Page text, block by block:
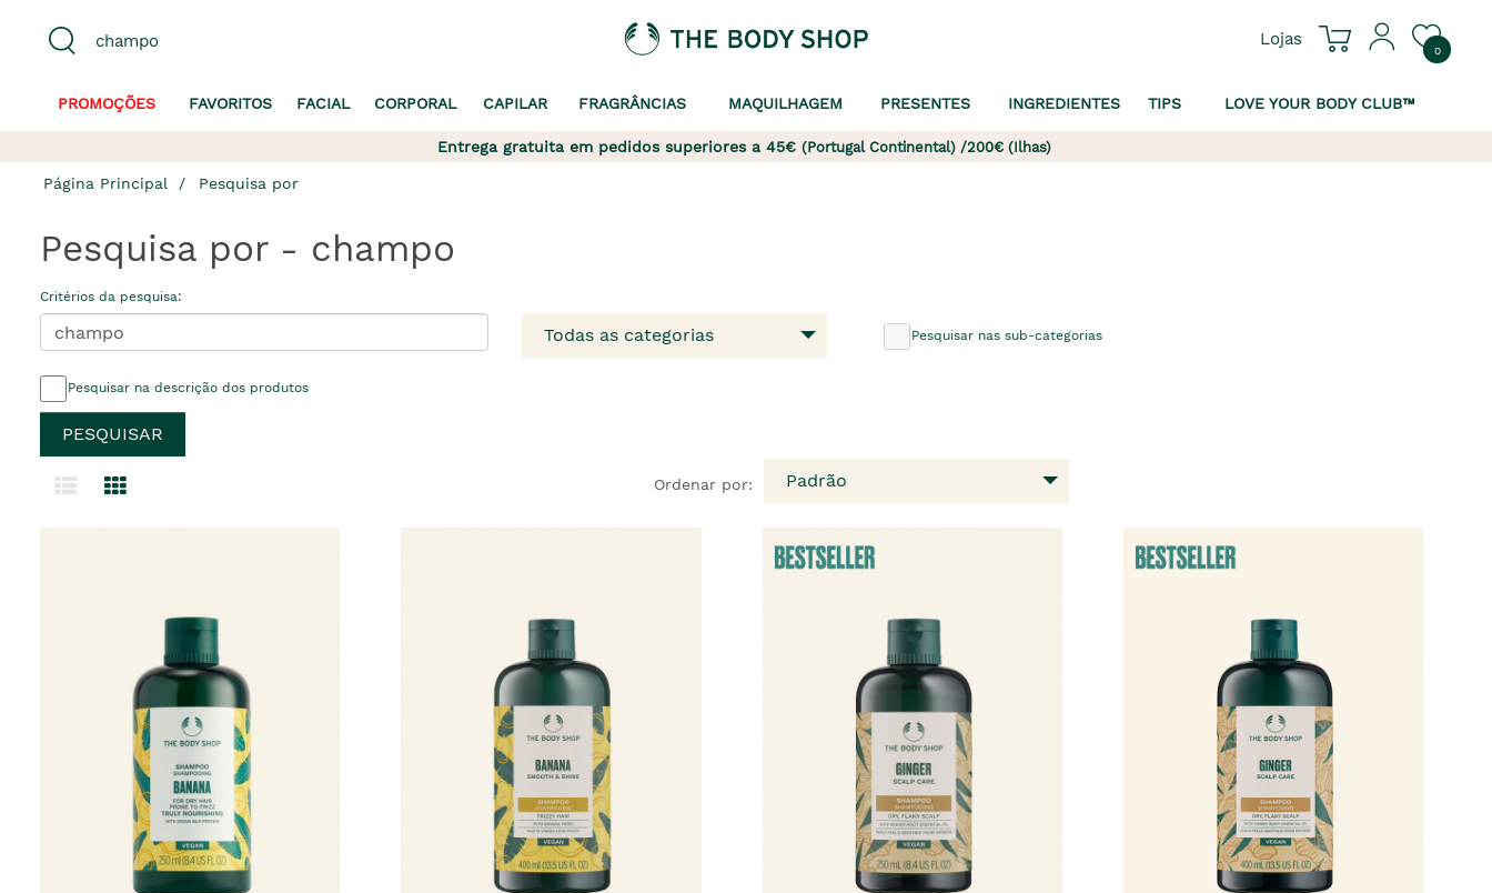
Lojas
0
PROMOÇÕES FAVORITOS FACIAL CORPORAL CAPILAR FRAGRÂNCIAS MAQUILHAGEM PRESENTES INGREDIENTES TIPS LOVE YOUR BODY CLUB™
Entrega gratuita em pedidos superiores a 45€ (Portugal Continental) /200€ (Ilhas)
Página Principal Pesquisa por
Pesquisa por - champo
Critérios da pesquisa:
Todas as categorias Pesquisar nas sub-categorias
Pesquisar na descrição dos produtos
Ordenar por: Padrão